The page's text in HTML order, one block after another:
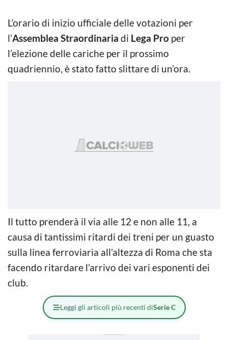
L’orario di inizio ufficiale delle votazioni per
l’Assemblea Straordinaria di Lega Pro per
l’elezione delle cariche per il prossimo
quadriennio, è stato fatto slittare di un’ora.
Il tutto prenderà il via alle 12 e non alle 11, a
causa di tantissimi ritardi dei treni per un guasto
sulla linea ferroviaria all’altezza di Roma che sta
facendo ritardare l’arrivo dei vari esponenti dei
club.
Leggi gli articoli più recenti diSerie C